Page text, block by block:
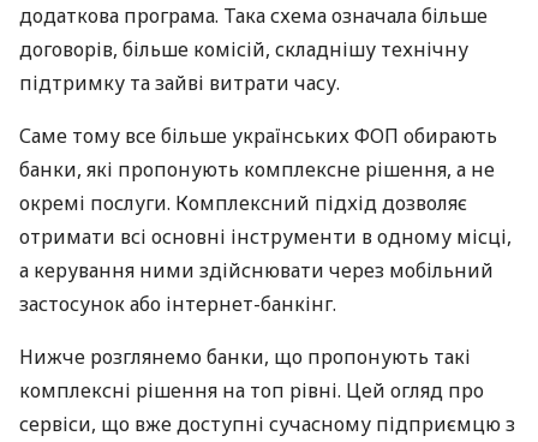
додаткова програма. Така схема означала більше
договорів, більше комісій, складнішу технічну
підтримку та зайві витрати часу.
Саме тому все більше українських ФОП обирають
банки, які пропонують комплексне рішення, а не
окремі послуги. Комплексний підхід дозволяє
отримати всі основні інструменти в одному місці,
а керування ними здійснювати через мобільний
застосунок або інтернет-банкінг.
Нижче розглянемо банки, що пропонують такі
комплексні рішення на топ рівні. Цей огляд про
сервіси, що вже доступні сучасному підприємцю з